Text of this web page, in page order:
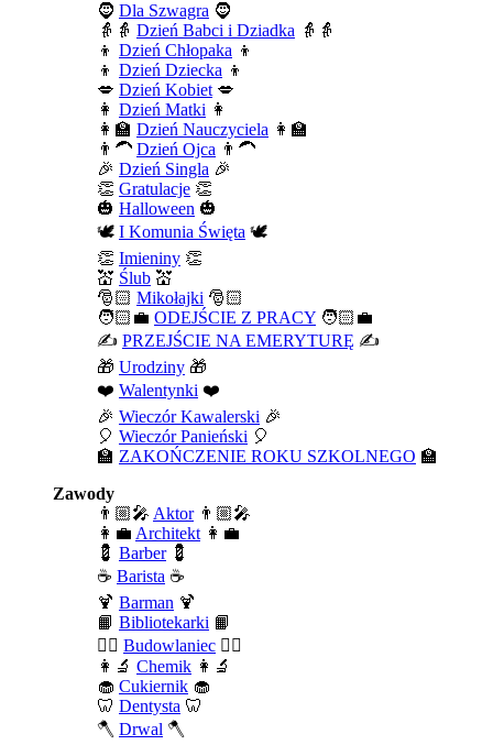
🧔 Dla Szwagra 🧔
👵👵 Dzień Babci i Dziadka 👵👵
👦 Dzień Chłopaka 👦
👦 Dzień Dziecka 👦
💋 Dzień Kobiet 💋
👩 Dzień Matki 👩
👩‍🏫 Dzień Nauczyciela 👩‍🏫
👨‍🦱 Dzień Ojca 👨‍🦱
🎉 Dzień Singla 🎉
👏 Gratulacje 👏
🎃 Halloween 🎃
🕊️ I Komunia Święta 🕊️
👏 Imieniny 👏
💒 Ślub 💒
🎅🏻 Mikołajki 🎅🏻
🧑🏻‍💼 ODEJŚCIE Z PRACY 🧑🏻‍💼
✍️ PRZEJŚCIE NA EMERYTURĘ ✍️
🎁 Urodziny 🎁
❤️ Walentynki ❤️
🎉 Wieczór Kawalerski 🎉
🎈 Wieczór Panieński 🎈
🏫 ZAKOŃCZENIE ROKU SZKOLNEGO 🏫
Zawody
👨🏼‍🎤 Aktor👨🏼‍🎤
👩‍💼 Architekt 👩‍💼
💈 Barber💈
☕ Barista ☕
🍹 Barman 🍹
📙 Bibliotekarki 📙
👷‍♂️ Budowlaniec 👷‍♂️
👩‍🔬 Chemik 👩‍🔬
🧁 Cukiernik 🧁
🦷 Dentysta 🦷
🪓 Drwal 🪓